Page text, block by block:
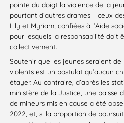
pointe du doigt la violence de la
pourtant d’autres drames – ceux
Lily et Myriam, confiées à l’Aide
pour lesquels la responsabilité doit
collectivement.
Soutenir que les jeunes seraient de
violents est un postulat qu’aucun
étayer. Au contraire, d’après les
ministère de la Justice, une baisse
de mineurs mis en cause a été
2022, et, si la proportion de